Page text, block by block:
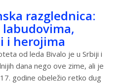
razglednica:
labudovima,
i herojima
od leda Bivalo je u Srbiji i
dana nego ove zime, ali je
godine obeležio retko dug